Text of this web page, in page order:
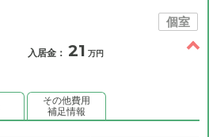
個室
入居金： 21 万円
その他費用
補足情報